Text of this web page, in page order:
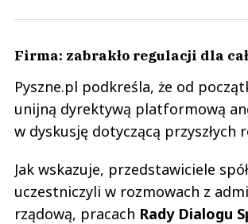
Firma: zabrakło regulacji dla
Pyszne.pl podkreśla, że od
unijną dyrektywą platformową
w dyskusję dotyczącą przyszłych
Jak wskazuje, przedstawiciele
uczestniczyli w rozmowach z
rządową, pracach Rady Dialogu